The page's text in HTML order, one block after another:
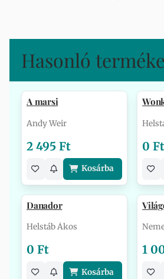
Hasonló
A marsi
Andy Weir
2 495 Ft
Kosárba
0 Ft
Danador
Helstáb Ákos
0 Ft
Kosárba
1